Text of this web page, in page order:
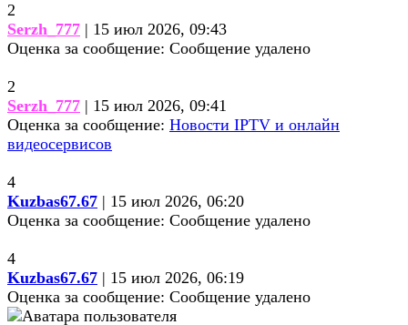
2
Serzh_777 | 15 июл 2026, 09:43
Оценка за сообщение: Сообщение удалено
2
Serzh_777 | 15 июл 2026, 09:41
Оценка за сообщение: Новости IPTV и онлайн
видеосервисов
4
Kuzbas67.67 | 15 июл 2026, 06:20
Оценка за сообщение: Сообщение удалено
4
Kuzbas67.67 | 15 июл 2026, 06:19
Оценка за сообщение: Сообщение удалено